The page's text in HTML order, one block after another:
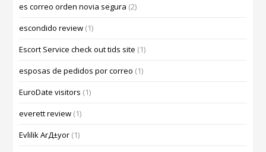
es correo orden novia segura (2)
escondido review (1)
Escort Service check out tids site (1)
esposas de pedidos por correo (1)
EuroDate visitors (1)
everett review (1)
Evlilik ArД±yor (1)